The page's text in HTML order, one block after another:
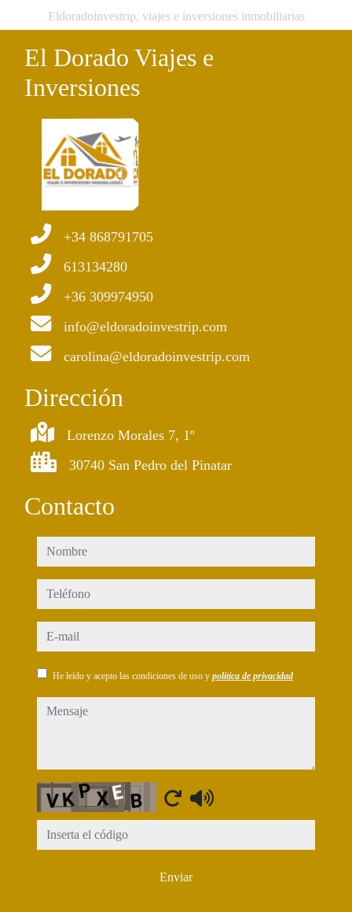
Eldoradoinvestrip, viajes e inversiones inmobiliarias
El Dorado Viajes e
Inversiones
+34 868791705
613134280
+36 309974950
info@eldoradoinvestrip.com
carolina@eldoradoinvestrip.com
Dirección
Lorenzo Morales 7, 1º
30740 San Pedro del Pinatar
Contacto
nombre
teléfono
e-mail
He leído y acepto las condiciones de uso y política de privacidad
mensaje
Captcha
Enviar